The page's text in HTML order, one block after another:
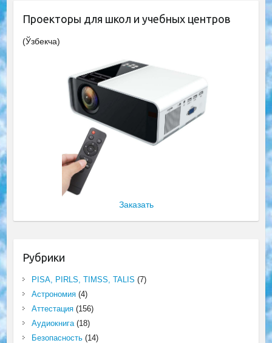
Проекторы для школ и учебных центров
(Ўзбекча)
Заказать
Рубрики
PISA, PIRLS, TIMSS, TALIS (7)
Астрономия(4)
Аттестация(156)
Аудиокнига(18)
Безопасность(14)